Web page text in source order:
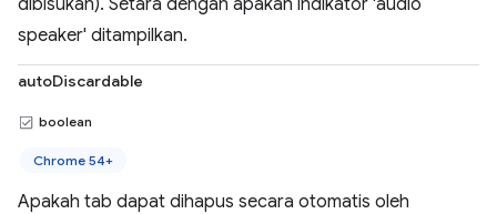
dibisukan). Setara dengan apakah indikator 'audio
speaker' ditampilkan.
autoDiscardable
boolean
Chrome 54+
Apakah tab dapat dihapus secara otomatis oleh